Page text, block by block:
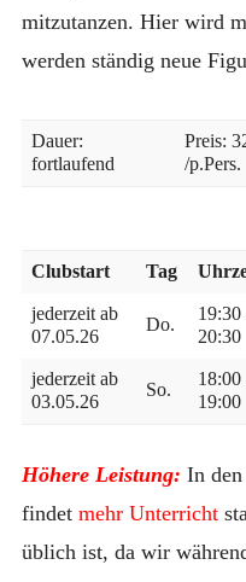
mitzutanzen. Hier wird
werden ständig neue
Dauer:
fortlaufend
Preis:
/p.Pers.
Clubstart Tag
jederzeit ab
07.05.26
Do.
19:30
20:30
jederzeit ab
03.05.26
So.
18:00
19:00
Höhere Leistung: In
findet mehr Unterricht
üblich ist, da wir